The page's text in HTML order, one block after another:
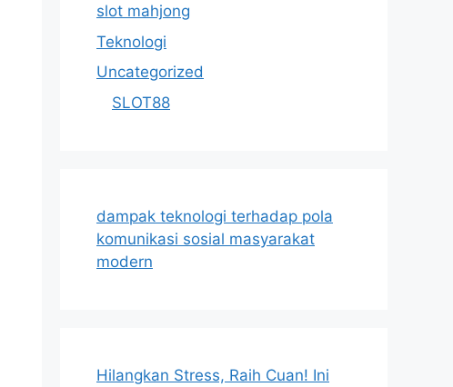
slot mahjong
Teknologi
Uncategorized
SLOT88
dampak teknologi terhadap pola
komunikasi sosial masyarakat
modern
Hilangkan Stress, Raih Cuan! Ini